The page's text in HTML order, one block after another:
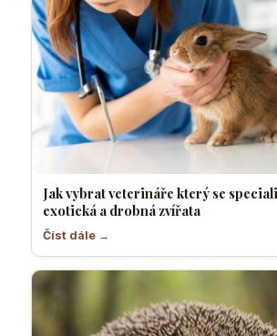
Jak vybrat veterináře který se
exotická a drobná zvířata
Číst dále →